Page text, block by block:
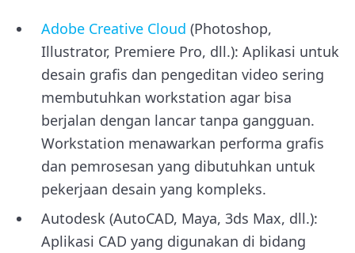
Adobe Creative Cloud (Photoshop,
Illustrator, Premiere Pro, dll.): Aplikasi untuk
desain grafis dan pengeditan video sering
membutuhkan workstation agar bisa
berjalan dengan lancar tanpa gangguan.
Workstation menawarkan performa grafis
dan pemrosesan yang dibutuhkan untuk
pekerjaan desain yang kompleks.
Autodesk (AutoCAD, Maya, 3ds Max, dll.):
Aplikasi CAD yang digunakan di bidang